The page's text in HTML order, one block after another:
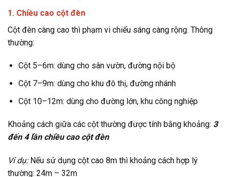
1. Chiều cao cột đèn
Cột đèn càng cao thì phạm vi chiếu sáng càng rộng. Thông
thường:
Cột 5–6m: dùng cho sân vườn, đường nội bộ
Cột 7–9m: dùng cho khu đô thị, đường nhánh
Cột 10–12m: dùng cho đường lớn, khu công nghiệp
Khoảng cách giữa các cột thường được tính bằng khoảng: 3
đến 4 lần chiều cao cột đèn
Ví dụ: Nếu sử dụng cột cao 8m thì khoảng cách hợp lý
thường: 24m – 32m